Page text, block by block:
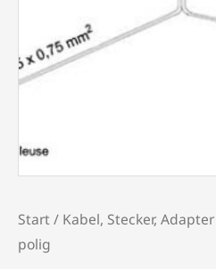
Start/ Kabel, Stecker, Adapter
polig